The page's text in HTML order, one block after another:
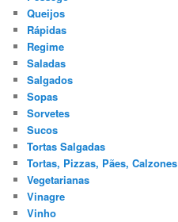
Queijos
Rápidas
Regime
Saladas
Salgados
Sopas
Sorvetes
Sucos
Tortas Salgadas
Tortas, Pizzas, Pães, Calzones
Vegetarianas
Vinagre
Vinho